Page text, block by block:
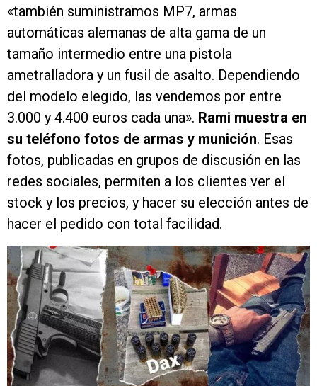
«también suministramos MP7, armas
automáticas alemanas de alta gama de un
tamaño intermedio entre una pistola
ametralladora y un fusil de asalto. Dependiendo
del modelo elegido, las vendemos por entre
3.000 y 4.400 euros cada una». Rami muestra en
su teléfono fotos de armas y munición. Esas
fotos, publicadas en grupos de discusión en las
redes sociales, permiten a los clientes ver el
stock y los precios, y hacer su elección antes de
hacer el pedido con total facilidad.